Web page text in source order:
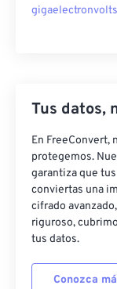
gigaelectronvolts
Tus datos,
En FreeConvert,
protegemos.
garantiza que
conviertas una
cifrado
riguroso,
tus datos.
Conozca